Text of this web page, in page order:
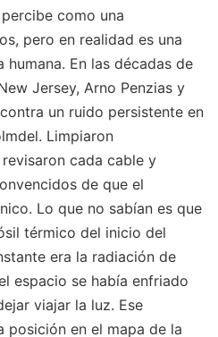
como una
pero en realidad es una
En las décadas de
Jersey, Arno Penzias y
un ruido persistente en
Limpiaron
cada cable y
de que el
Lo que no sabían es que
térmico del inicio del
era la radiación de
espacio se había enfriado
viajar la luz. Ese
posición en el mapa de la